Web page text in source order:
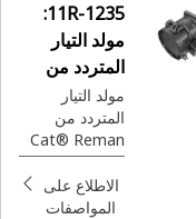
11R-1235:
مولد التيار
المتردد من
Cat® Reman
جديد بقطعٍ
أصلية
مولد التيار
المتردد من
Cat® Reman
(جديد بقطع
أصلية) (24
فولت-225
الاطلاع على
المواصفات